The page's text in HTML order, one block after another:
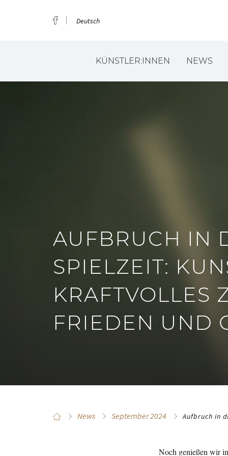
Deutsch
KÜNSTLER:INNEN NEWS
AUFBRUCH IN
SPIELZEIT:
KRAFTVOLLES
FRIEDEN UND
News September 2024 Aufbruch in
Noch genießen wir